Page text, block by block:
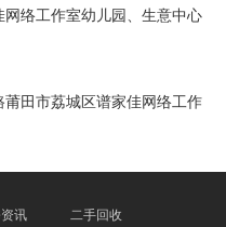
络工作室幼儿园、生意中心
田市荔城区谱家佳网络工作
讯 二手回收